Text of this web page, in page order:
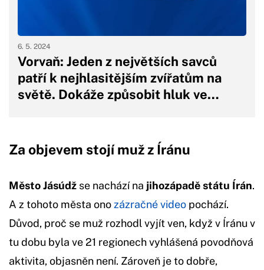
Vorvaň: Jeden z největších savců
patří k nejhlasitějším zvířatům na
světě. Dokáže způsobit hluk ve…
6. 5. 2024
Za objevem stojí muž z Íránu
Město Jásúdž se nachází na jihozápadě státu Írán.
A z tohoto města ono zázračné video pochází.
Důvod, proč se muž rozhodl vyjít ven, když v Íránu v
tu dobu byla ve 21 regionech vyhlášená povodňová
aktivita, objasněn není. Zároveň je to dobře,